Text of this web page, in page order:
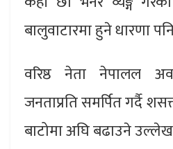
बालुवाटारमा हुने धारणा
वरिष्ठ नेता नेपालल
जनताप्रति समर्पित गर्दै
बाटोमा अघि बढाउने उल्लेख